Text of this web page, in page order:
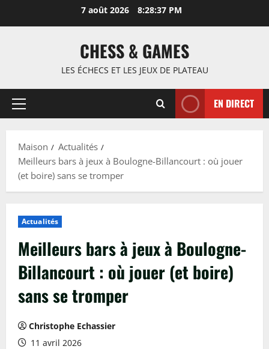
7 août 2026 8:28:38 PM
CHESS & GAMES
LES ÉCHECS ET LES JEUX DE PLATEAU
Menu
EN DIRECT
Maison
Actualités
Meilleurs bars à jeux à Boulogne-Billancourt : où jouer
(et boire) sans se tromper
Actualités
Meilleurs bars à jeux à Boulogne-
Billancourt : où jouer (et boire)
sans se tromper
Christophe Echassier
11 avril 2026